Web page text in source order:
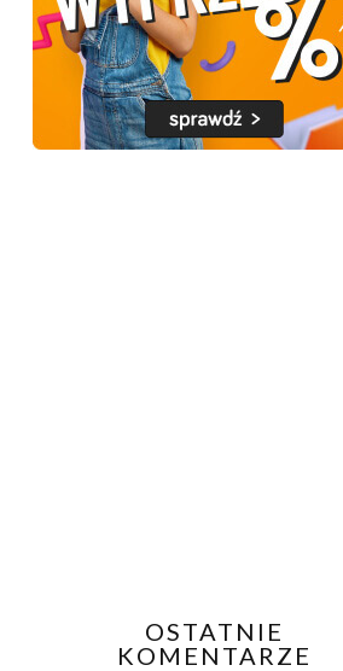
OSTATNIE
KOMENTARZE